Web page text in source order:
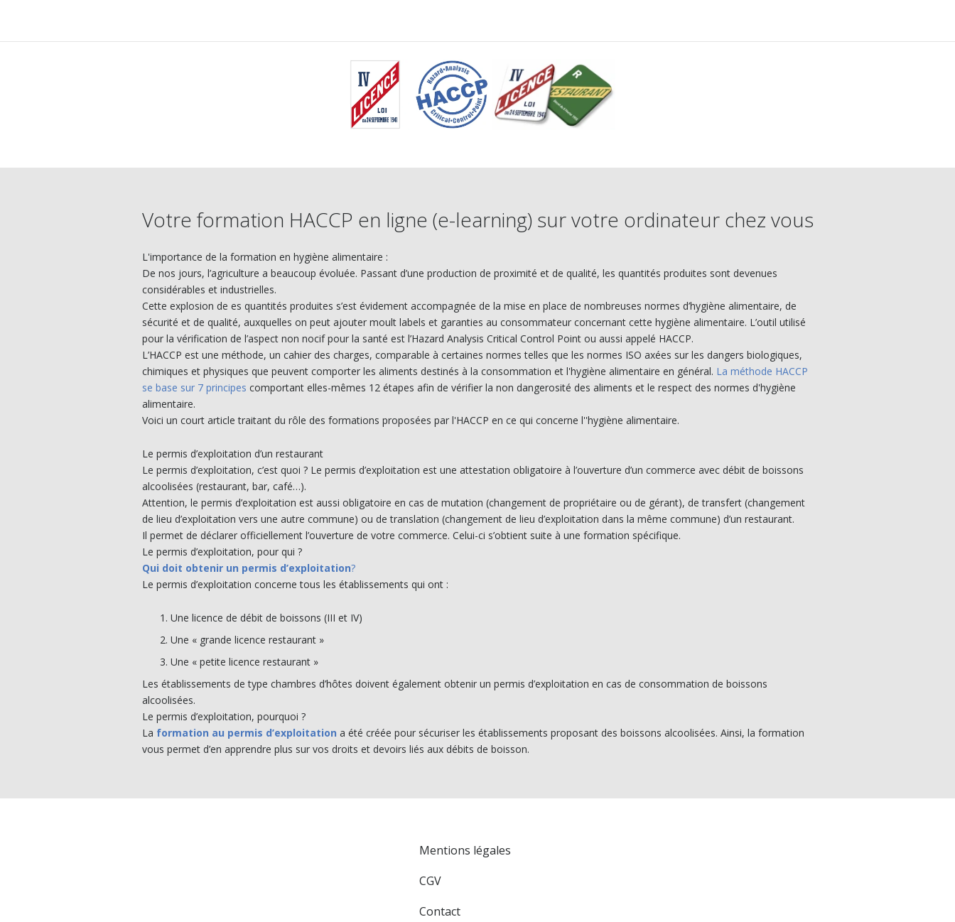
Votre formation HACCP en ligne (e-learning) sur votre ordinateur chez vous
L'importance de la formation en hygiène alimentaire :
De nos jours, l’agriculture a beaucoup évoluée. Passant d’une production de proximité et de qualité, les quantités produites sont devenues
considérables et industrielles.
Cette explosion de es quantités produites s’est évidement accompagnée de la mise en place de nombreuses normes d’hygiène alimentaire, de
sécurité et de qualité, auxquelles on peut ajouter moult labels et garanties au consommateur concernant cette hygiène alimentaire. L’outil utilisé
pour la vérification de l’aspect non nocif pour la santé est l’Hazard Analysis Critical Control Point ou aussi appelé HACCP.
L’HACCP est une méthode, un cahier des charges, comparable à certaines normes telles que les normes ISO axées sur les dangers biologiques,
chimiques et physiques que peuvent comporter les aliments destinés à la consommation et l'hygiène alimentaire en général. La méthode HACCP
se base sur 7 principes comportant elles-mêmes 12 étapes afin de vérifier la non dangerosité des aliments et le respect des normes d'hygiène
alimentaire.
Voici un court article traitant du rôle des formations proposées par l'HACCP en ce qui concerne l''hygiène alimentaire.
Le permis d’exploitation d’un restaurant
Le permis d’exploitation, c’est quoi ? Le permis d’exploitation est une attestation obligatoire à l’ouverture d’un commerce avec débit de boissons
alcoolisées (restaurant, bar, café…).
Attention, le permis d’exploitation est aussi obligatoire en cas de mutation (changement de propriétaire ou de gérant), de transfert (changement
de lieu d’exploitation vers une autre commune) ou de translation (changement de lieu d’exploitation dans la même commune) d’un restaurant.
Il permet de déclarer officiellement l’ouverture de votre commerce. Celui-ci s’obtient suite à une formation spécifique.
Le permis d’exploitation, pour qui ?
Qui doit obtenir un permis d’exploitation?
Le permis d’exploitation concerne tous les établissements qui ont :
Une licence de débit de boissons (III et IV)
Une « grande licence restaurant »
Une « petite licence restaurant »
Les établissements de type chambres d’hôtes doivent également obtenir un permis d’exploitation en cas de consommation de boissons
alcoolisées.
Le permis d’exploitation, pourquoi ?
La formation au permis d’exploitation a été créée pour sécuriser les établissements proposant des boissons alcoolisées. Ainsi, la formation
vous permet d’en apprendre plus sur vos droits et devoirs liés aux débits de boisson.
Mentions légales
CGV
Contact